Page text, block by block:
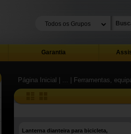
Garantia
Página Inicial | ... | Ferramentas,
Lanterna dianteira para bicicleta,